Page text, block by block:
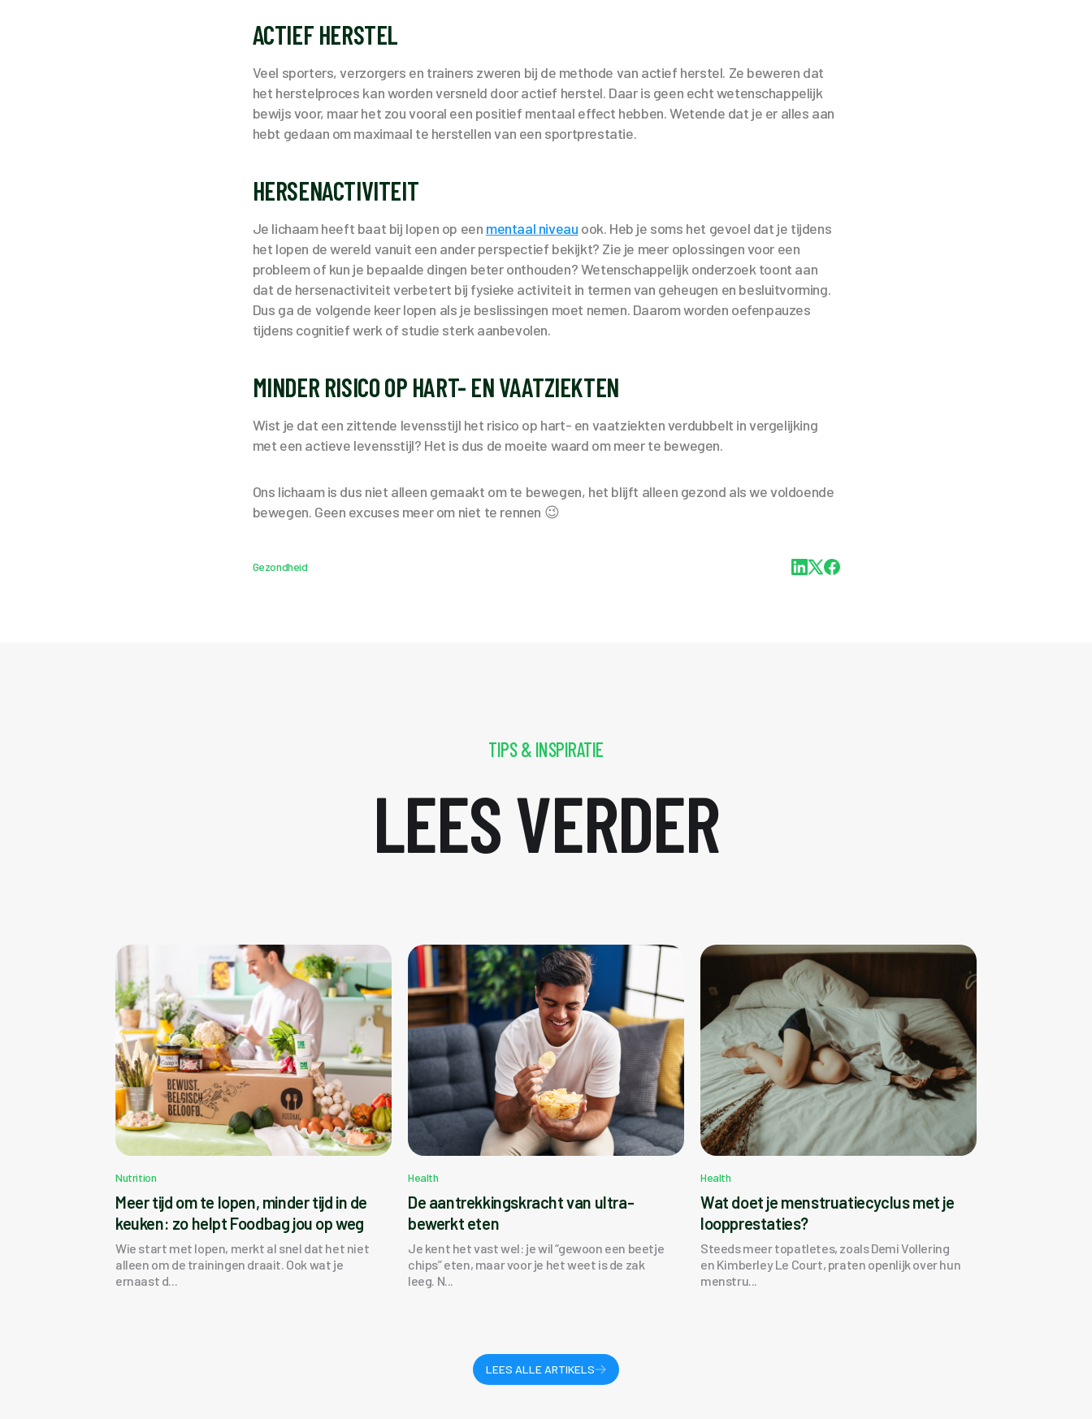
ACTIEF HERSTEL
Veel sporters, verzorgers en trainers zweren bij de methode van actief herstel. Ze beweren dat
het herstelproces kan worden versneld door actief herstel. Daar is geen echt wetenschappelijk
bewijs voor, maar het zou vooral een positief mentaal effect hebben. Wetende dat je er alles aan
hebt gedaan om maximaal te herstellen van een sportprestatie.
HERSENACTIVITEIT
Je lichaam heeft baat bij lopen op een mentaal niveau ook. Heb je soms het gevoel dat je tijdens
het lopen de wereld vanuit een ander perspectief bekijkt? Zie je meer oplossingen voor een
probleem of kun je bepaalde dingen beter onthouden? Wetenschappelijk onderzoek toont aan
dat de hersenactiviteit verbetert bij fysieke activiteit in termen van geheugen en besluitvorming.
Dus ga de volgende keer lopen als je beslissingen moet nemen. Daarom worden oefenpauzes
tijdens cognitief werk of studie sterk aanbevolen.
MINDER RISICO OP HART- EN VAATZIEKTEN
Wist je dat een zittende levensstijl het risico op hart- en vaatziekten verdubbelt in vergelijking
met een actieve levensstijl? Het is dus de moeite waard om meer te bewegen.
Ons lichaam is dus niet alleen gemaakt om te bewegen, het blijft alleen gezond als we voldoende
bewegen. Geen excuses meer om niet te rennen 😉
Gezondheid
TIPS & INSPIRATIE
LEES VERDER
Nutrition
Meer tijd om te lopen, minder tijd in de
keuken: zo helpt Foodbag jou op weg
Wie start met lopen, merkt al snel dat het niet
alleen om de trainingen draait. Ook wat je
ernaast d...
Health
De aantrekkingskracht van ultra-
bewerkt eten
Je kent het vast wel: je wil “gewoon een beetje
chips” eten, maar voor je het weet is de zak
leeg. N...
Health
Wat doet je menstruatiecyclus met je
loopprestaties?
Steeds meer topatletes, zoals Demi Vollering
en Kimberley Le Court, praten openlijk over hun
menstru...
LEES ALLE ARTIKELS